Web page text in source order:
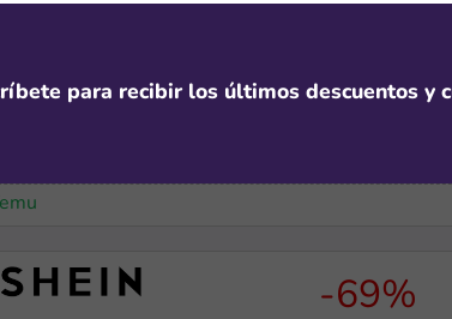
S/400
Descarga un
-69%
para recibir los últimos descuentos y